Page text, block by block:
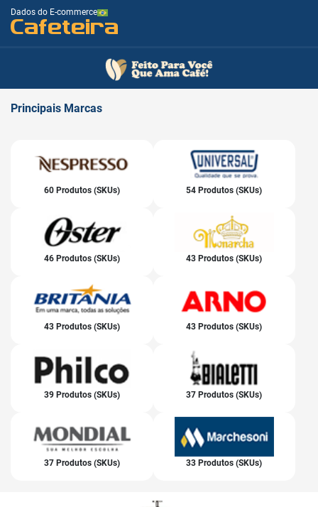
Dados do E-commerce
Cafeteira
Principais Marcas
60 Produtos (SKUs) 54 Produtos (SKUs)
46 Produtos (SKUs) 43 Produtos (SKUs)
43 Produtos (SKUs) 43 Produtos (SKUs)
39 Produtos (SKUs) 37 Produtos (SKUs)
37 Produtos (SKUs) 33 Produtos (SKUs)